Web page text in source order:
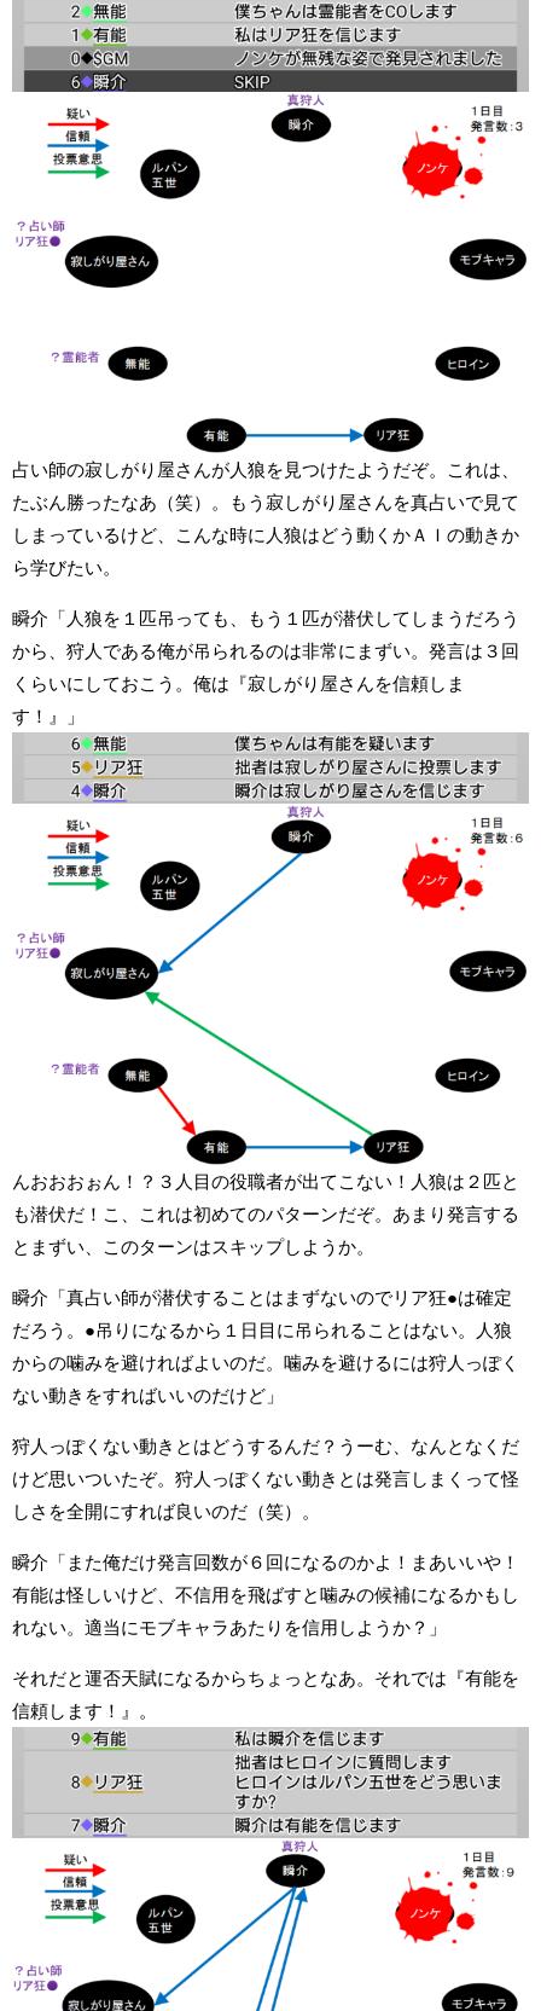
占い師の寂しがり屋さんが人狼を見つけたようだぞ。これは、
たぶん勝ったなあ（笑）。もう寂しがり屋さんを真占いで見て
しまっているけど、こんな時に人狼はどう動くかＡＩの動きか
ら学びたい。
瞬介「人狼を１匹吊っても、もう１匹が潜伏してしまうだろう
から、狩人である俺が吊られるのは非常にまずい。発言は３回
くらいにしておこう。俺は『寂しがり屋さんを信頼しま
す！』」
んおおおぉん！？３人目の役職者が出てこない！人狼は２匹と
も潜伏だ！こ、これは初めてのパターンだぞ。あまり発言する
とまずい、このターンはスキップしようか。
瞬介「真占い師が潜伏することはまずないのでリア狂●は確定
だろう。●吊りになるから１日目に吊られることはない。人狼
からの噛みを避ければよいのだ。噛みを避けるには狩人っぽく
ない動きをすればいいのだけど」
狩人っぽくない動きとはどうするんだ？うーむ、なんとなくだ
けど思いついたぞ。狩人っぽくない動きとは発言しまくって怪
しさを全開にすれば良いのだ（笑）。
瞬介「また俺だけ発言回数が６回になるのかよ！まあいいや！
有能は怪しいけど、不信用を飛ばすと噛みの候補になるかもし
れない。適当にモブキャラあたりを信用しようか？」
それだと運否天賦になるからちょっとなあ。それでは『有能を
信頼します！』。